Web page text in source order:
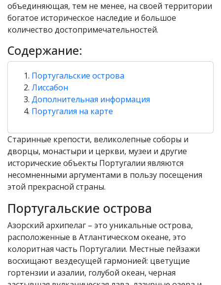
объединяющая, тем не менее, на своей территории
богатое историческое наследие и большое
количество достопримечательностей.
Содержание:
Португальские острова
Лиссабон
Дополнительная информация
Португалия на карте
Старинные крепости, великолепные соборы и
дворцы, монастыри и церкви, музеи и другие
исторические объекты Португалии являются
несомненными аргументами в пользу посещения
этой прекрасной страны.
Португальские острова
Азорский архипелаг – это уникальные острова,
расположенные в Атлантическом океане, это
колоритная часть Португалии. Местные пейзажи
восхищают вездесущей гармонией: цветущие
гортензии и азалии, голубой океан, черная